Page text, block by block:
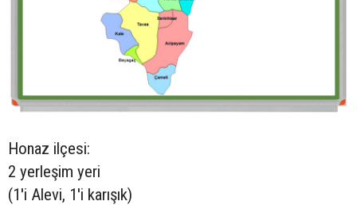
Honaz ilçesi:
2 yerleşim yeri
(1'i Alevi, 1'i karışık)